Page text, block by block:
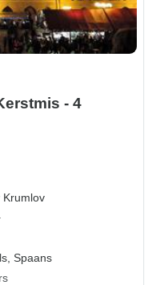
- 4
Krumlov
Spaans